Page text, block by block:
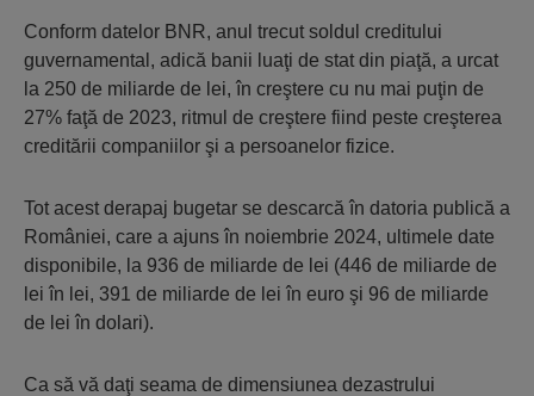
Conform datelor BNR, anul trecut soldul creditului
guvernamental, adică banii luaţi de stat din piaţă, a urcat
la 250 de miliarde de lei, în creştere cu nu mai puţin de
27% faţă de 2023, ritmul de creştere fiind peste creşterea
creditării companiilor şi a persoanelor fizice.
Tot acest derapaj bugetar se descarcă în datoria publică a
României, care a ajuns în noiembrie 2024, ultimele date
disponibile, la 936 de miliarde de lei (446 de miliarde de
lei în lei, 391 de miliarde de lei în euro şi 96 de miliarde
de lei în dolari).
Ca să vă daţi seama de dimensiunea dezastrului